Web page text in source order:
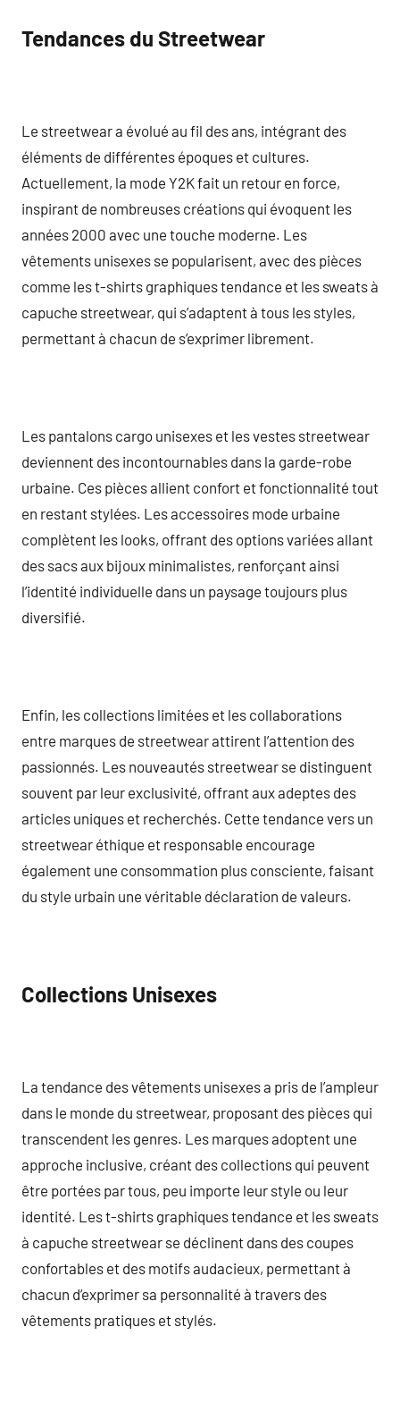
Tendances du Streetwear
Le streetwear a évolué au fil des ans, intégrant des
éléments de différentes époques et cultures.
Actuellement, la mode Y2K fait un retour en force,
inspirant de nombreuses créations qui évoquent les
années 2000 avec une touche moderne. Les
vêtements unisexes se popularisent, avec des pièces
comme les t-shirts graphiques tendance et les sweats à
capuche streetwear, qui s’adaptent à tous les styles,
permettant à chacun de s’exprimer librement.
Les pantalons cargo unisexes et les vestes streetwear
deviennent des incontournables dans la garde-robe
urbaine. Ces pièces allient confort et fonctionnalité tout
en restant stylées. Les accessoires mode urbaine
complètent les looks, offrant des options variées allant
des sacs aux bijoux minimalistes, renforçant ainsi
l’identité individuelle dans un paysage toujours plus
diversifié.
Enfin, les collections limitées et les collaborations
entre marques de streetwear attirent l’attention des
passionnés. Les nouveautés streetwear se distinguent
souvent par leur exclusivité, offrant aux adeptes des
articles uniques et recherchés. Cette tendance vers un
streetwear éthique et responsable encourage
également une consommation plus consciente, faisant
du style urbain une véritable déclaration de valeurs.
Collections Unisexes
La tendance des vêtements unisexes a pris de l’ampleur
dans le monde du streetwear, proposant des pièces qui
transcendent les genres. Les marques adoptent une
approche inclusive, créant des collections qui peuvent
être portées par tous, peu importe leur style ou leur
identité. Les t-shirts graphiques tendance et les sweats
à capuche streetwear se déclinent dans des coupes
confortables et des motifs audacieux, permettant à
chacun d’exprimer sa personnalité à travers des
vêtements pratiques et stylés.